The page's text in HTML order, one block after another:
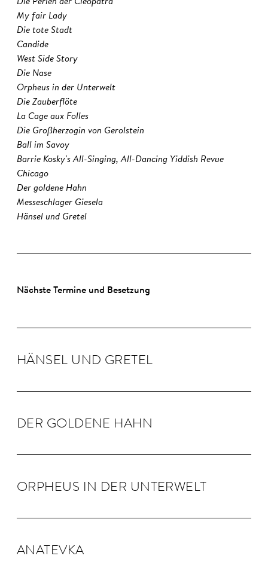
My fair Lady
Die tote Stadt
Candide
West Side Story
Die Nase
Orpheus in der Unterwelt
Die Zauberflöte
La Cage aux Folles
Die Großherzogin von Gerolstein
Ball im Savoy
Barrie Kosky's All-Singing, All-Dancing Yiddish Revue
Chicago
Der goldene Hahn
Messeschlager Giesela
Hänsel und Gretel
Nächste Termine und Besetzung
HÄNSEL UND GRE­TEL
DER GOLDENE HAHN
OR­PHEUS IN DER UN­TER­WELT
ANA­TEVKA